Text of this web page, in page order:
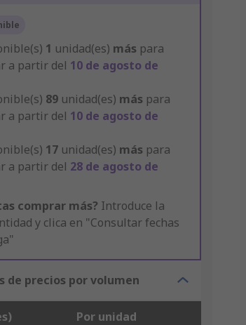
1 unidad(es) más para
a partir del 10 de agosto de
89 unidad(es) más para
a partir del 10 de agosto de
17 unidad(es) más para
a partir del 28 de agosto de
comprar más? Introduce la
y clica en "Consultar fechas
de precios por volumen
Por unidad